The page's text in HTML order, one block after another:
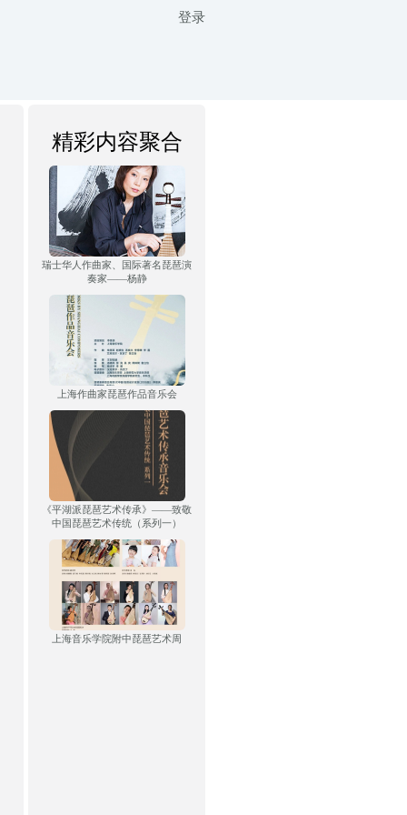
登录
精彩内容聚合
瑞士华人作曲家、国际著名琵琶演
奏家——杨静
上海作曲家琵琶作品音乐会
《平湖派琵琶艺术传承》——致敬
中国琵琶艺术传统（系列一）
上海音乐学院附中琵琶艺术周